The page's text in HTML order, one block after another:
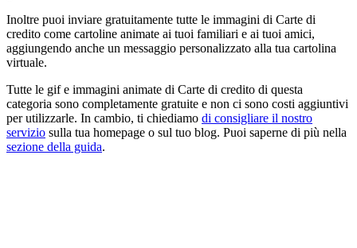
Inoltre puoi inviare gratuitamente tutte le immagini di Carte di
credito come cartoline animate ai tuoi familiari e ai tuoi amici,
aggiungendo anche un messaggio personalizzato alla tua cartolina
virtuale.
Tutte le gif e immagini animate di Carte di credito di questa
categoria sono completamente gratuite e non ci sono costi aggiuntivi
per utilizzarle. In cambio, ti chiediamo di consigliare il nostro
servizio sulla tua homepage o sul tuo blog. Puoi saperne di più nella
sezione della guida.